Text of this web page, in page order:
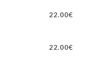
22.00€
22.00€